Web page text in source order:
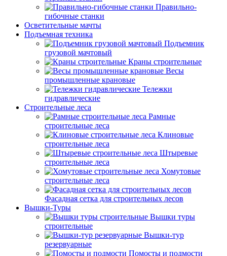
Правильно-
гибочные станки
Осветительные мачты
Подъемная техника
Подъемник
грузовой мачтовый
Краны строительные
Весы
промышленные крановые
Тележки
гидравлические
Строительные леса
Рамные
строительные леса
Клиновые
строительные леса
Штыревые
строительные леса
Хомутовые
строительные леса
Фасадная сетка для строительных лесов
Вышки-Туры
Вышки туры
строительные
Вышки-тур
резервуарные
Помосты и подмости